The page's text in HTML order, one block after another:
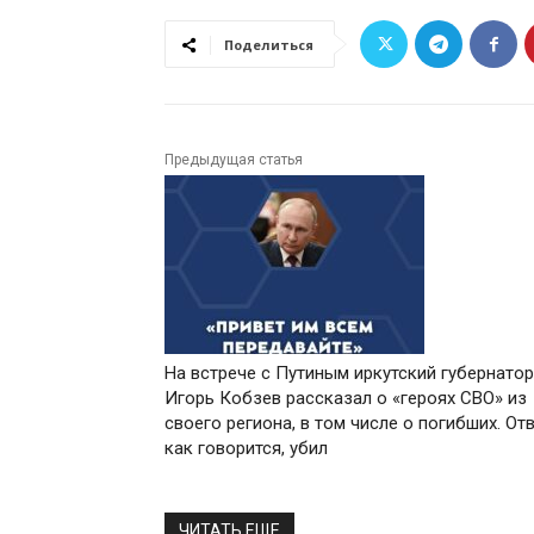
Поделиться
Предыдущая статья
На встрече с Путиным иркутский губернатор
Игорь Кобзев рассказал о «героях СВО» из
своего региона, в том числе о погибших.
как говорится, убил